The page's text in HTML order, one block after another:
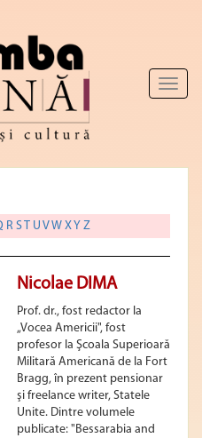
Toggle
R S T U VW X Y Z
Nicolae DIMA
Prof. dr., fost redactor la
„Vocea Americii", fost
profesor la Şcoala Superioară
Militară Americană de la Fort
Bragg, în prezent pensionar
şi freelance writer, Statele
Unite. Dintre volumele
publicate: "Bessarabia and